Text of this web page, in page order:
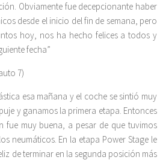
Obviamente fue decepcionante haber
desde el inicio del fin de semana, pero
hoy, nos ha hecho felices a todos y
fecha”
7)
esa mañana y el coche se sintió muy
y ganamos la primera etapa. Entonces
fue muy buena, a pesar de que tuvimos
neumáticos. En la etapa Power Stage le
de terminar en la segunda posición más